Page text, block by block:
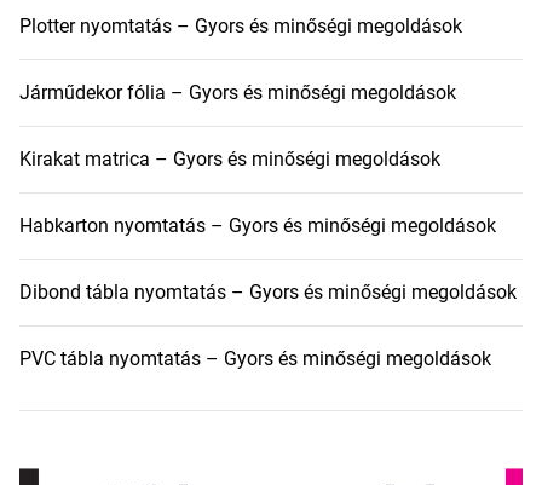
Plotter nyomtatás – Gyors és minőségi megoldások
Járműdekor fólia – Gyors és minőségi megoldások
Kirakat matrica – Gyors és minőségi megoldások
Habkarton nyomtatás – Gyors és minőségi megoldások
Dibond tábla nyomtatás – Gyors és minőségi megoldások
PVC tábla nyomtatás – Gyors és minőségi megoldások